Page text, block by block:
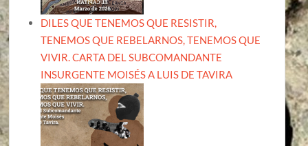
DILES QUE TENEMOS QUE RESISTIR,
TENEMOS QUE REBELARNOS, TENEMOS QUE
VIVIR. CARTA DEL SUBCOMANDANTE
INSURGENTE MOISÉS A LUIS DE TAVIRA